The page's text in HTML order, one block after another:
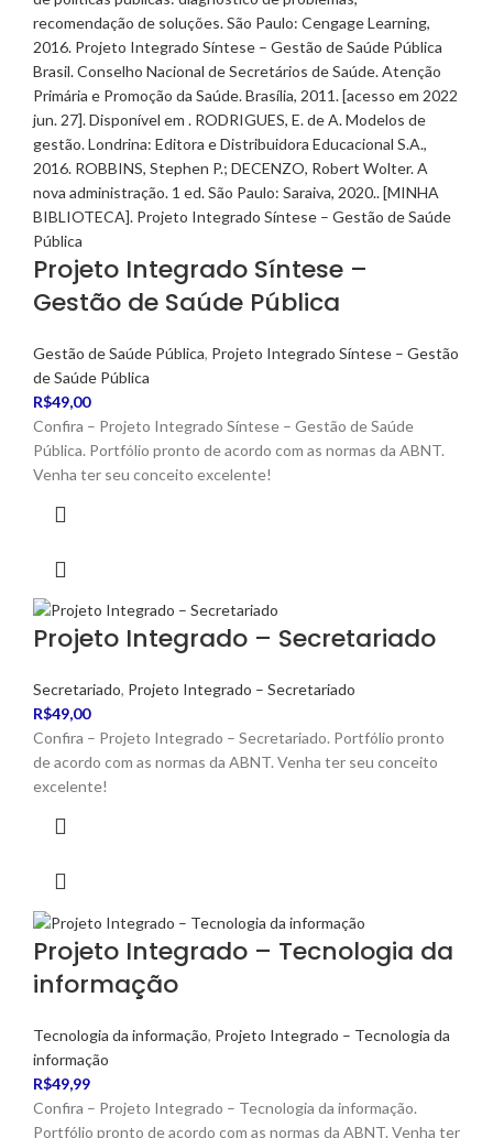
Projeto Integrado Síntese –
Gestão de Saúde Pública
Gestão de Saúde Pública, Projeto Integrado Síntese – Gestão
de Saúde Pública
R$49,00
Confira – Projeto Integrado Síntese – Gestão de Saúde
Pública. Portfólio pronto de acordo com as normas da ABNT.
Venha ter seu conceito excelente!
Projeto Integrado – Secretariado
Secretariado, Projeto Integrado – Secretariado
R$49,00
Confira – Projeto Integrado – Secretariado. Portfólio pronto
de acordo com as normas da ABNT. Venha ter seu conceito
excelente!
Projeto Integrado – Tecnologia da
informação
Tecnologia da informação, Projeto Integrado – Tecnologia da
informação
R$49,99
Confira – Projeto Integrado – Tecnologia da informação.
Portfólio pronto de acordo com as normas da ABNT. Venha ter